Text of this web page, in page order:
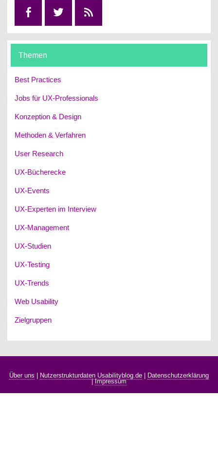
Themen
Best Practices
Jobs für UX-Professionals
Konzeption & Design
Methoden & Verfahren
User Research
UX-Bücherecke
UX-Events
UX-Experten im Interview
UX-Management
UX-Studien
UX-Testing
UX-Trends
Web Usability
Zielgruppen
Über uns | Nutzerstrukturdaten Usabilityblog.de | Datenschutzerklärung
|Impressum